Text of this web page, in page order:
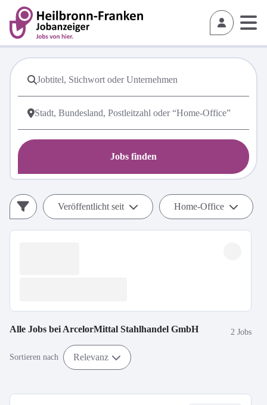
Jobs finden
Veröffentlicht seit Home-Office
Alle Jobs bei ArcelorMittal Stahlhandel GmbH 2 Jobs
Sortieren nach Relevanz